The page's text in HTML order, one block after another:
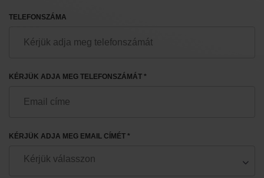
TELEFONSZÁMA
KÉRJÜK ADJA MEG TELEFONSZÁMÁT *
KÉRJÜK ADJA MEG EMAIL CÍMÉT *